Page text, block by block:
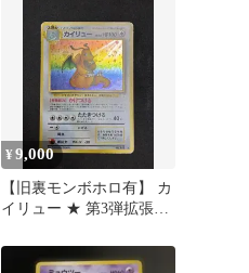
¥9,000
【旧裏モンボホロ有】 カ
イリュー ★ 第3弾拡張パ